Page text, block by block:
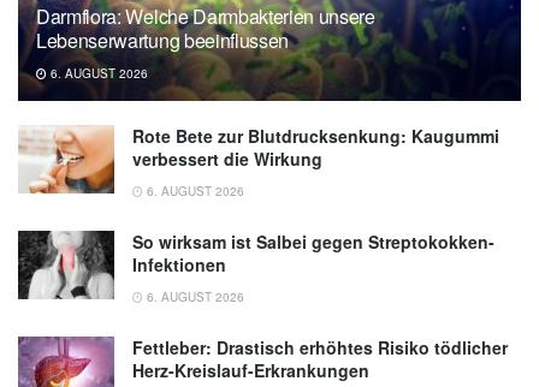
Darmflora: Welche Darmbakterien unsere
Lebenserwartung beeinflussen
6. AUGUST 2026
Rote Bete zur Blutdrucksenkung: Kaugummi
verbessert die Wirkung
6. AUGUST 2026
So wirksam ist Salbei gegen Streptokokken-
Infektionen
6. AUGUST 2026
Fettleber: Drastisch erhöhtes Risiko tödlicher
Herz-Kreislauf-Erkrankungen